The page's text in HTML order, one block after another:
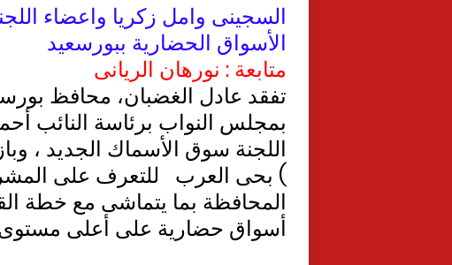
السجينى وامل زكريا واعضاء
الأسواق الحضارية ببورسعيد
متابعة : نورهان الريانى
تفقد عادل الغضبان، محافظ
بمجلس النواب برئاسة النائب
اللجنة سوق الأسماك الجديد ،
) بحى العرب
للتعرف على
المحافظة بما يتماشى مع خطة
أسواق حضارية على أعلى